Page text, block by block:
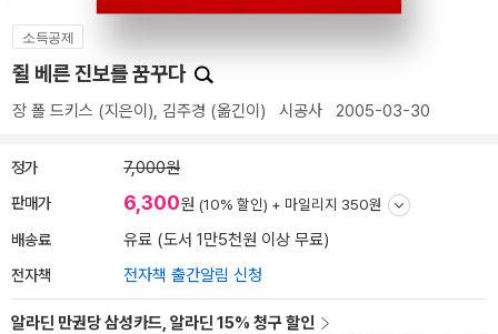
소득공제
쥘 베른 진보를 꿈꾸다
장 폴 드키스 (지은이), 김주경 (옮긴이) 시공사 2005-03-30
정가 7,000원
판매가 6,300원 (10% 할인) + 마일리지 350원
배송료 유료 (도서 1만5천원 이상 무료)
전자책 전자책 출간알림 신청
알라딘 만권당 삼성카드, 알라딘 15% 청구 할인